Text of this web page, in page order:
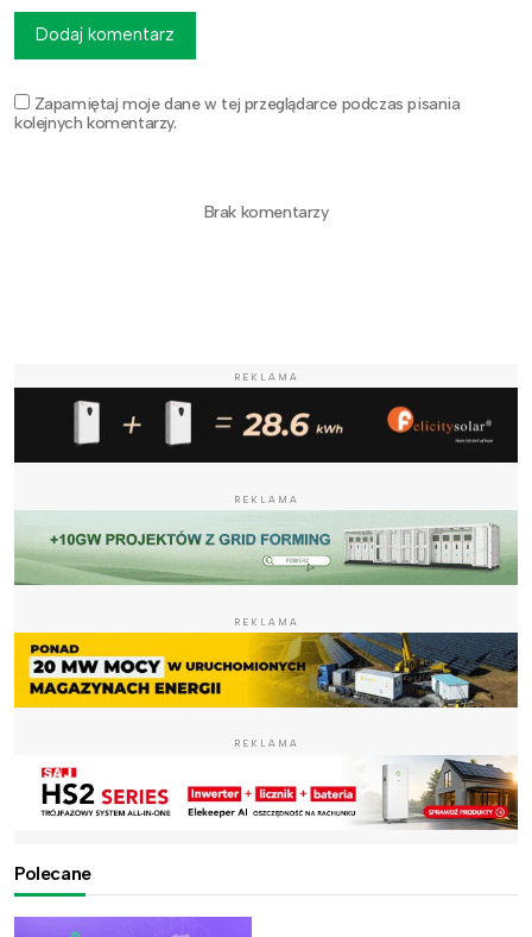
Zapamiętaj moje dane w tej przeglądarce podczas pisania
kolejnych komentarzy.
Dodaj komentarz
Brak komentarzy
REKLAMA
REKLAMA
REKLAMA
REKLAMA
Polecane